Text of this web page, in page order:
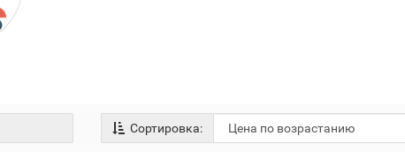
Сортировка: